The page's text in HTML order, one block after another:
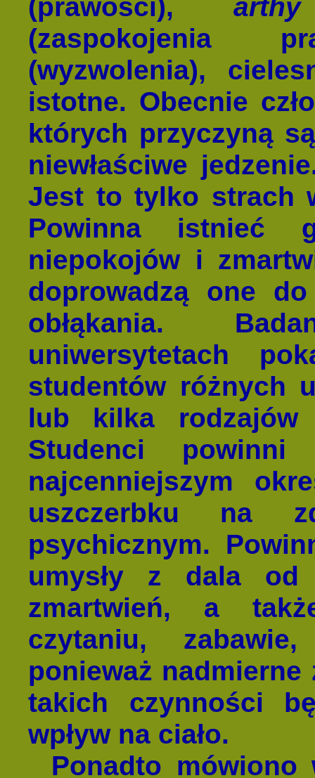
(prawości), arthy
(wyzwolenia),
istotne. Obecnie
których przyczyną
niewłaściwe
Jest to tylko strach
Powinna istnieć
niepokojów i
doprowadzą one
obłąkania.
uniwersytetach
studentów różnych
lub kilka rodzajów
Studenci
najcenniejszym
uszczerbku na
psychicznym.
umysły z dala od
zmartwień, a
czytaniu,
ponieważ nadmierne
takich czynności
wpływ na ciało.
Ponadto